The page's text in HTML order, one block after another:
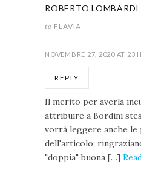
ROBERTO LOMBARDI
to FLAVIA
NOVEMBRE 27, 2020 AT 23
REPLY
Il merito per averla
attribuire a Bordini
vorrà leggere anche
dell'articolo;
"doppia" buona […]